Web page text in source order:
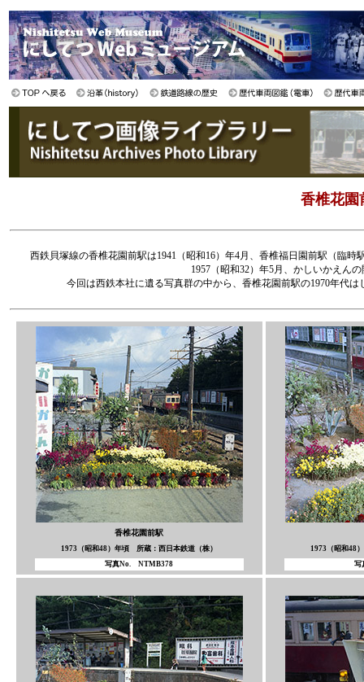
香椎花園
西鉄貝塚線の香椎花園前駅は1941（昭和16）年4月、香椎福日園前駅（臨
1957（昭和32）年5月、かしいかえん
今回は西鉄本社に遺る写真群の中から、香椎花園前駅の1970年代
香椎花園前駅
1973（昭和48）年頃 所蔵：西日本鉄道（株）
写真No. NTMB378
1973（昭和48
写